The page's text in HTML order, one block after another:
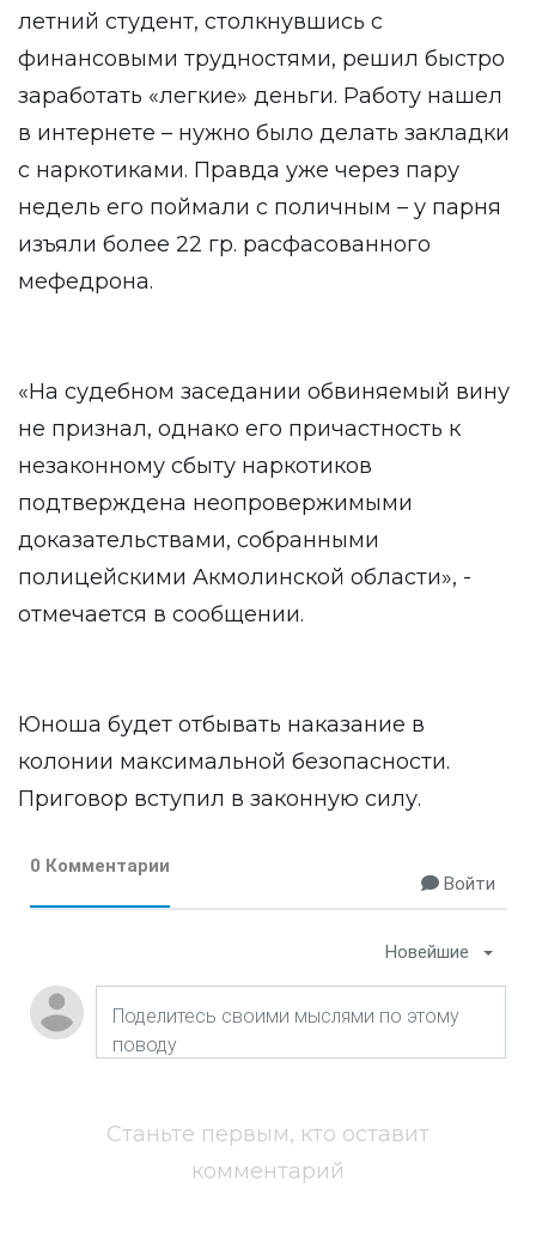
летний студент, столкнувшись с
финансовыми трудностями, решил быстро
заработать «легкие» деньги. Работу нашел
в интернете – нужно было делать закладки
с наркотиками. Правда уже через пару
недель его поймали с поличным – у парня
изъяли более 22 гр. расфасованного
мефедрона.
«На судебном заседании обвиняемый вину
не признал, однако его причастность к
незаконному сбыту наркотиков
подтверждена неопровержимыми
доказательствами, собранными
полицейскими Акмолинской области», -
отмечается в сообщении.
Юноша будет отбывать наказание в
колонии максимальной безопасности.
Приговор вступил в законную силу.
0 Комментарии
Войти
Новейшие
Станьте первым, кто оставит
комментарий